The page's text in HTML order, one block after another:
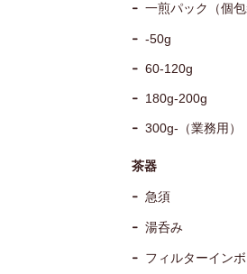
一煎パック（個包
-50g
60-120g
180g-200g
300g-（業務用）
茶器
急須
湯呑み
フィルターイン